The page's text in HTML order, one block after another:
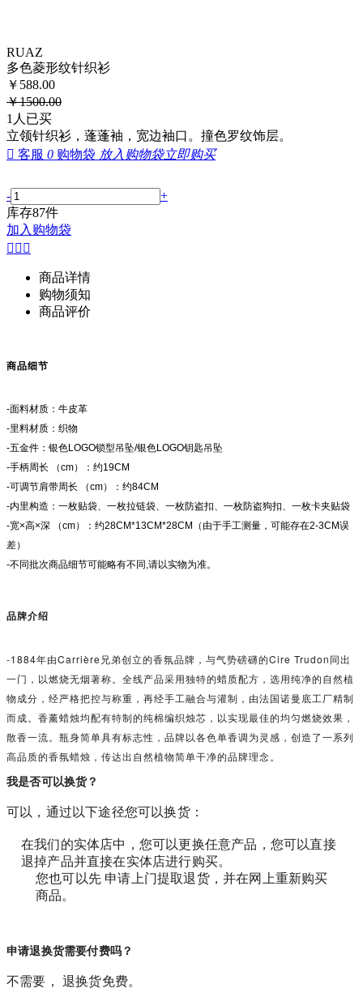
RUAZ
多色菱形纹针织衫
￥ 588.00
￥1500.00
1 人已买
立领针织衫，蓬蓬袖，宽边袖口。撞色罗纹饰层。
 客服 0 购物袋 放入购物袋立即购买
-
+
库存87件
加入购物袋
  
商品详情
购物须知
商品评价
商品细节
-面料材质：牛皮革
-里料材质：织物
-五金件：银色LOGO锁型吊坠/银色LOGO钥匙吊坠
-手柄周长 （cm）：约19CM
-可调节肩带周长 （cm）：约84CM
-内里构造：一枚贴袋、一枚拉链袋、一枚防盗扣、一枚防盗狗扣、一枚卡夹贴袋
-宽×高×深 （cm）：约28CM*13CM*28CM（由于手工测量，可能存在2-3CM误
差）
-不同批次商品细节可能略有不同,请以实物为准。
品牌介绍
-1884年由Carrière兄弟创立的香氛品牌，与气势磅礴的Cire Trudon同出
一门，以燃烧无烟著称。全线产品采用独特的蜡质配方，选用纯净的自然植
物成分，经严格把控与称重，再经手工融合与灌制，由法国诺曼底工厂精制
而成。香薰蜡烛均配有特制的纯棉编织烛芯，以实现最佳的均匀燃烧效果，
散香一流。瓶身简单具有标志性，品牌以各色单香调为灵感，创造了一系列
高品质的香氛蜡烛，传达出自然植物简单干净的品牌理念。
我是否可以换货？
可以，通过以下途径您可以换货：
在我们的实体店中，您可以更换任意产品，您可以直接
退掉产品并直接在实体店进行购买。
您也可以先 申请上门提取退货，并在网上重新购买
商品。
申请退换货需要付费吗？
不需要， 退换货免费。